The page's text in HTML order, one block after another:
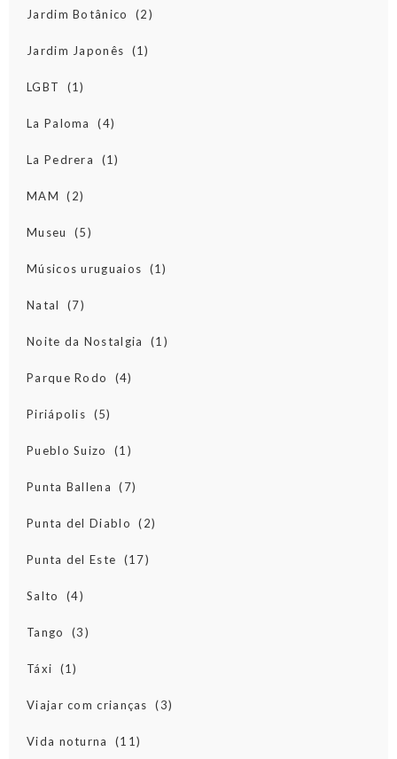
Jardim Botânico (2)
Jardim Japonês (1)
LGBT (1)
La Paloma (4)
La Pedrera (1)
MAM (2)
Museu (5)
Músicos uruguaios (1)
Natal (7)
Noite da Nostalgia (1)
Parque Rodo (4)
Piriápolis (5)
Pueblo Suizo (1)
Punta Ballena (7)
Punta del Diablo (2)
Punta del Este (17)
Salto (4)
Tango (3)
Táxi (1)
Viajar com crianças (3)
Vida noturna (11)